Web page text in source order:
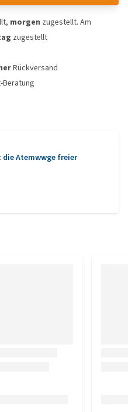
morgen zugestellt. Am
zugestellt
Rückversand
die Atemwwge freier